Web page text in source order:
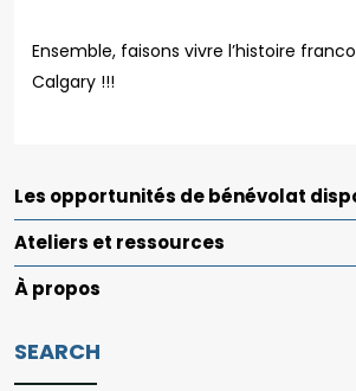
Ensemble, faisons vivre l’histoire
Calgary !!!
Les opportunités de bénévolat
Ateliers et ressources
À propos
SEARCH